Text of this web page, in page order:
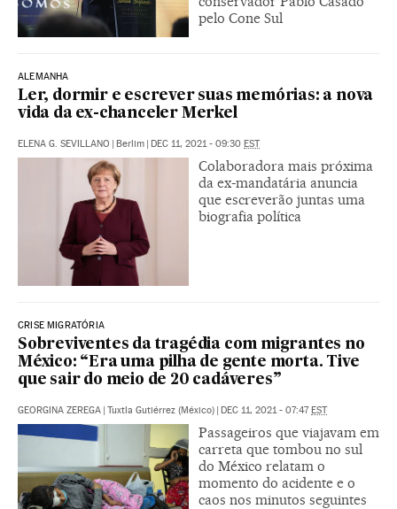
pelo Cone Sul
ALEMANHA
Ler, dormir e escrever suas memórias: a nova
vida da ex-chanceler Merkel
ELENA G. SEVILLANO | Berlim | DEC 11, 2021 - 09:30 EST
Colaboradora mais próxima
da ex-mandatária anuncia
que escreverão juntas uma
biografia política
CRISE MIGRATÓRIA
Sobreviventes da tragédia com migrantes no
México: “Era uma pilha de gente morta. Tive
que sair do meio de 20 cadáveres”
GEORGINA ZEREGA | Tuxtla Gutiérrez (México) | DEC 11, 2021 - 07:47EST
Passageiros que viajavam em
carreta que tombou no sul
do México relatam o
momento do acidente e o
caos nos minutos seguintes